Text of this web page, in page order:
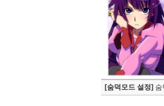
[숨덕모드 설정] 숨